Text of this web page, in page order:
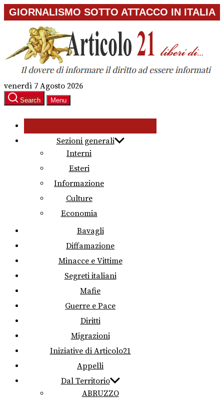
Skip
to
content
GIORNALISMO SOTTO ATTACCO IN ITALIA
venerdì 7 Agosto 2026
Search Menu
Sezioni generali
Interni
Esteri
Informazione
Culture
Economia
Bavagli
Diffamazione
Minacce e Vittime
Segreti italiani
Mafie
Guerre e Pace
Diritti
Migrazioni
Iniziative di Articolo21
Appelli
Dal Territorio
ABRUZZO